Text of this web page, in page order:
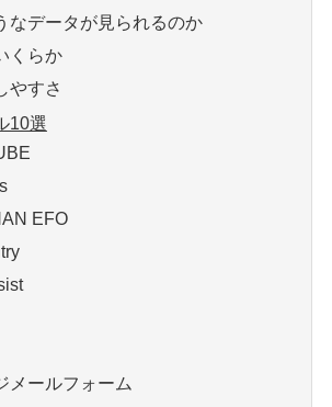
なデータが見られるのか
くらか
やすさ
10選
EFO
メールフォーム